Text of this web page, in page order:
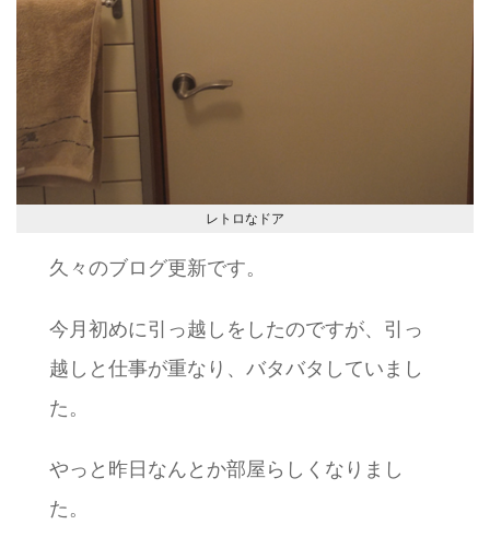
レトロなドア
久々のブログ更新です。
今月初めに引っ越しをしたのですが、引っ
越しと仕事が重なり、バタバタしていまし
た。
やっと昨日なんとか部屋らしくなりまし
た。